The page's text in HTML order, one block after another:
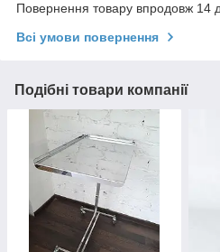
Повернення товару впродовж 14
Всі умови повернення
Подібні товари компанії